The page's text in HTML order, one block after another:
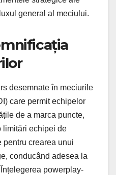
general al meciului.
desemnate în meciurile
care permit echipelor
de a marca puncte,
limitări echipei de
crearea unui
conducând adesea la
powerplay-